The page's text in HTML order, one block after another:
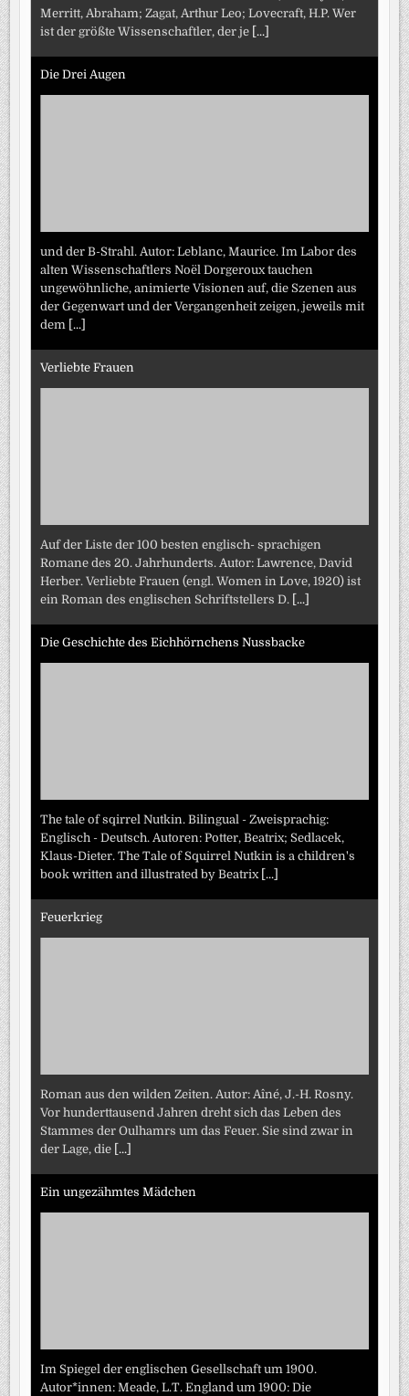
Merritt, Abraham; Zagat, Arthur Leo; Lovecraft, H.P. Wer
ist der größte Wissenschaftler, der je [...]
Die Drei Augen
und der B-Strahl. Autor: Leblanc, Maurice. Im Labor des
alten Wissenschaftlers Noël Dorgeroux tauchen
ungewöhnliche, animierte Visionen auf, die Szenen aus
der Gegenwart und der Vergangenheit zeigen, jeweils mit
dem [...]
Verliebte Frauen
Auf der Liste der 100 besten englisch- sprachigen
Romane des 20. Jahrhunderts. Autor: Lawrence, David
Herber. Verliebte Frauen (engl. Women in Love, 1920) ist
ein Roman des englischen Schriftstellers D. [...]
Die Geschichte des Eichhörnchens Nussbacke
The tale of sqirrel Nutkin. Bilingual - Zweisprachig:
Englisch - Deutsch. Autoren: Potter, Beatrix; Sedlacek,
Klaus-Dieter. The Tale of Squirrel Nutkin is a children's
book written and illustrated by Beatrix [...]
Feuerkrieg
Roman aus den wilden Zeiten. Autor: Aîné, J.-H. Rosny.
Vor hunderttausend Jahren dreht sich das Leben des
Stammes der Oulhamrs um das Feuer. Sie sind zwar in
der Lage, die [...]
Ein ungezähmtes Mädchen
Im Spiegel der englischen Gesellschaft um 1900.
Autor*innen: Meade, L.T. England um 1900: Die